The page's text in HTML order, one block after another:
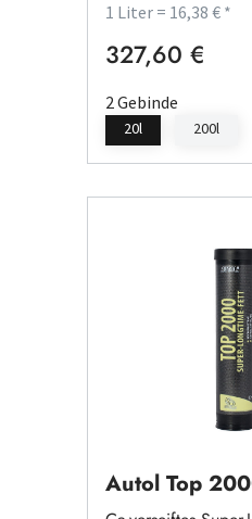
1 Liter = 16,38 € *
Regulärer Preis:
327,60 €
2 Gebinde
20l 200l
Autol Top